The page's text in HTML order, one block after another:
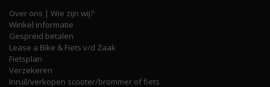
Over ons | Wie zijn wij?
Winkel informatie
Gespreid betalen
Lease a Bike & Fiets v/d Zaak
Fietsplan
Verzekeren
Inruil/verkopen scooter/brommer of fiets